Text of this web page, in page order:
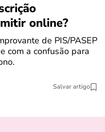
online?
de PIS/PASEP
com a confusão para
Salvar artigo